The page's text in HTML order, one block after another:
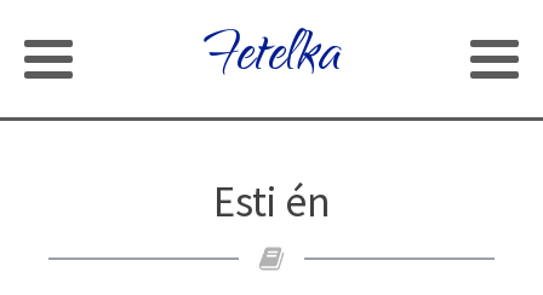
Fetelka
Esti én